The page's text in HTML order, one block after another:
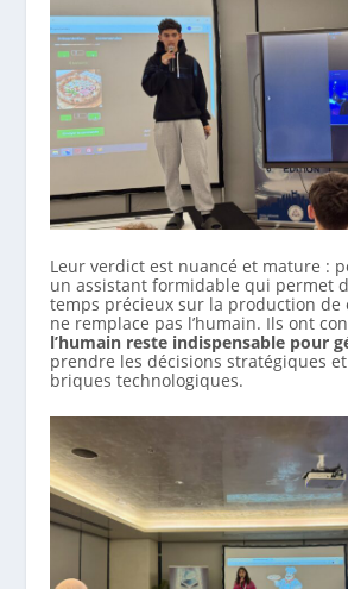
Leur verdict est nuancé et mature :
un assistant formidable qui permet
temps précieux sur la production de
ne remplace pas l’humain. Ils ont
l’humain reste indispensable pour
prendre les décisions stratégiques
briques technologiques.